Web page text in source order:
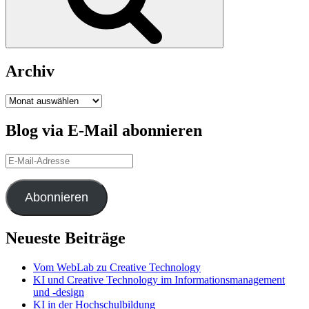
Archiv
Archiv
Blog via E-Mail abonnieren
E-
Mail-
Adresse
Abonnieren
Neueste Beiträge
Vom WebLab zu Creative Technology
KI und Creative Technology im Informationsmanagement
und -design
KI in der Hochschulbildung